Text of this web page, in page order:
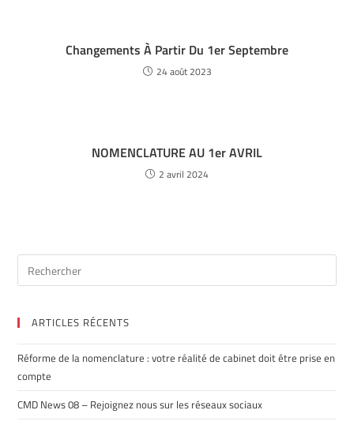
Changements À Partir Du 1er Septembre
24 août 2023
NOMENCLATURE AU 1er AVRIL
2 avril 2024
ARTICLES RÉCENTS
Réforme de la nomenclature : votre réalité de cabinet doit être prise en
compte
CMD News 08 – Rejoignez nous sur les réseaux sociaux